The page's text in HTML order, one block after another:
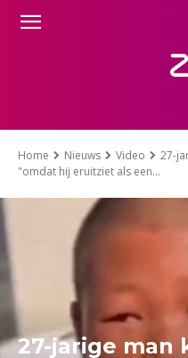
Home Nieuws Video
27-
"omdat hij eruitziet als een...
27-jarige man